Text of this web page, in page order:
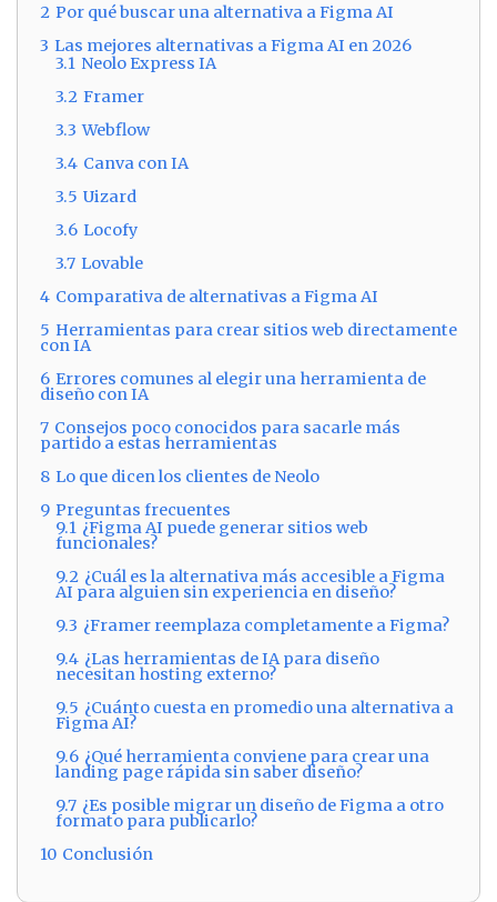
2 Por qué buscar una alternativa a Figma AI
3 Las mejores alternativas a Figma AI en 2026
3.1 Neolo Express IA
3.2 Framer
3.3 Webflow
3.4 Canva con IA
3.5 Uizard
3.6 Locofy
3.7 Lovable
4 Comparativa de alternativas a Figma AI
5 Herramientas para crear sitios web directamente
con IA
6 Errores comunes al elegir una herramienta de
diseño con IA
7 Consejos poco conocidos para sacarle más
partido a estas herramientas
8 Lo que dicen los clientes de Neolo
9 Preguntas frecuentes
9.1 ¿Figma AI puede generar sitios web
funcionales?
9.2 ¿Cuál es la alternativa más accesible a Figma
AI para alguien sin experiencia en diseño?
9.3 ¿Framer reemplaza completamente a Figma?
9.4 ¿Las herramientas de IA para diseño
necesitan hosting externo?
9.5 ¿Cuánto cuesta en promedio una alternativa a
Figma AI?
9.6 ¿Qué herramienta conviene para crear una
landing page rápida sin saber diseño?
9.7 ¿Es posible migrar un diseño de Figma a otro
formato para publicarlo?
10 Conclusión